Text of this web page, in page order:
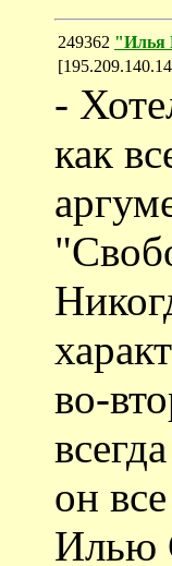
249362 "Илья
-
как
во-
он
Илью